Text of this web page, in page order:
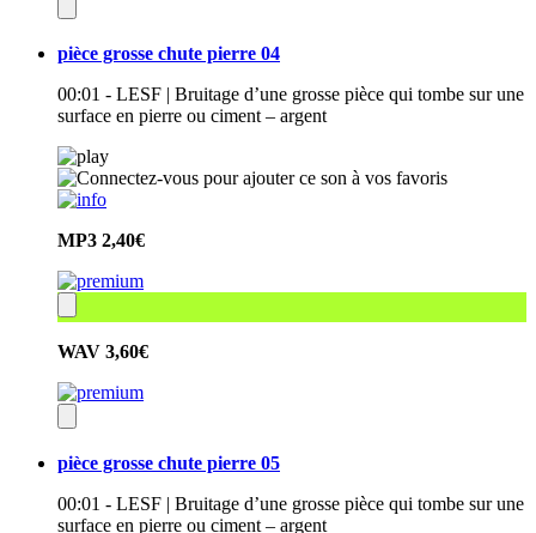
pièce grosse chute pierre 04
00:01 - LESF | Bruitage d’une grosse pièce qui tombe sur une
surface en pierre ou ciment – argent
MP3 2,40€
WAV 3,60€
pièce grosse chute pierre 05
00:01 - LESF | Bruitage d’une grosse pièce qui tombe sur une
surface en pierre ou ciment – argent